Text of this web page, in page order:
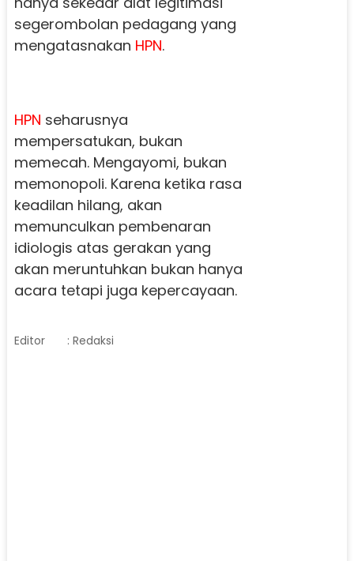
segerombolan pedagang yang
mengatasnakan HPN.
HPN seharusnya
mempersatukan, bukan
memecah. Mengayomi, bukan
memonopoli. Karena ketika rasa
keadilan hilang, akan
memunculkan pembenaran
idiologis atas gerakan yang
akan meruntuhkan bukan hanya
acara tetapi juga kepercayaan.
Editor : Redaksi